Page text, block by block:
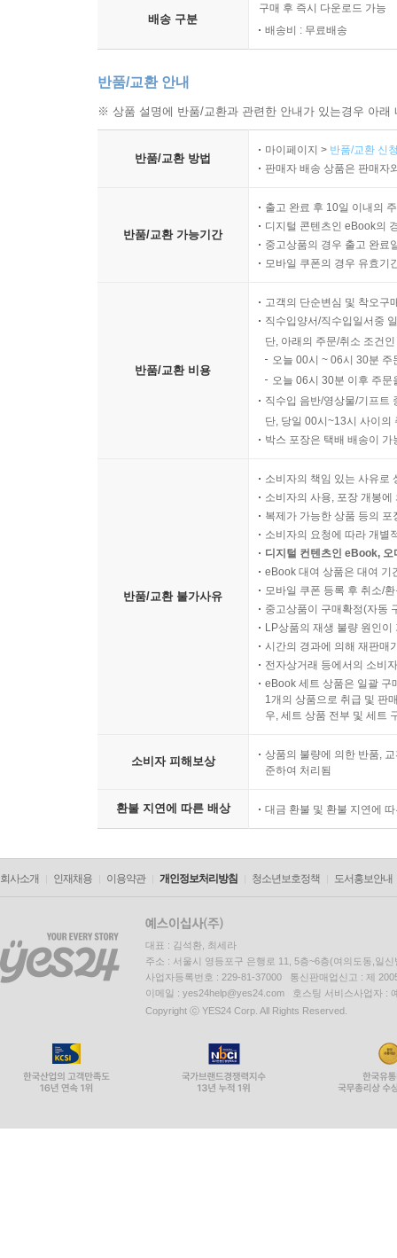
배송 구분
구매 후 즉시 다운로드 가능
배송비 : 무료배송
반품/교환 안내
※ 상품 설명에 반품/교환과 관련한 안내가 있는경우 아
반품/교환 방법
마이페이지 > 반품/교환 신
판매자 배송 상품은 판매자
반품/교환 가능기간
출고 완료 후 10일 이내의
디지털 콘텐츠인 eBook의
중고상품의 경우 출고 완료
모바일 쿠폰의 경우 유효기
반품/교환 비용
고객의 단순변심 및 착오구
직수입양서/직수입일서중
단, 아래의 주문/취소 조건
오늘 00시 ~ 06시 30분
오늘 06시 30분 이후 주
직수입 음반/영상물/기프트
단, 당일 00시~13시 사이의
박스 포장은 택배 배송이
반품/교환 불가사유
소비자의 책임 있는 사유로
소비자의 사용, 포장 개봉
복제가 가능한 상품 등의
소비자의 요청에 따라 개별
디지털 컨텐츠인 eBook,
eBook 대여 상품은 대여 기
모바일 쿠폰 등록 후 취소/
중고상품이 구매확정(자동
LP상품의 재생 불량 원인
시간의 경과에 의해 재판매
전자상거래 등에서의 소비
eBook 세트 상품은 일괄 구
1개의 상품으로 취급 및 판
우, 세트 상품 전부 및 세트
소비자 피해보상
상품의 불량에 의한 반품,
준하여 처리됨
환불 지연에 따른 배상 대금 환불 및 환불 지연에
회사소개 인재채용 이용약관 개인정보처리방침 청소년보호정책 도서홍보안내
대표 : 김석환, 최세라
주소 : 서울시 영등포구 은행로 11, 5층~6층(여의도동,일신
사업자등록번호 : 229-81-37000 통신판매업신고 : 제
이메일 : yes24help@yes24.com 호스팅 서비스사업자 :
Copyright ⓒ YES24 Corp. All Rights Reserved.